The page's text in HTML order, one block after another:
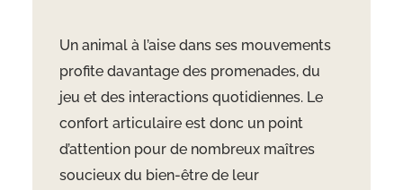
Un animal à l’aise dans ses mouvements
profite davantage des promenades, du
jeu et des interactions quotidiennes. Le
confort articulaire est donc un point
d’attention pour de nombreux maîtres
soucieux du bien-être de leur